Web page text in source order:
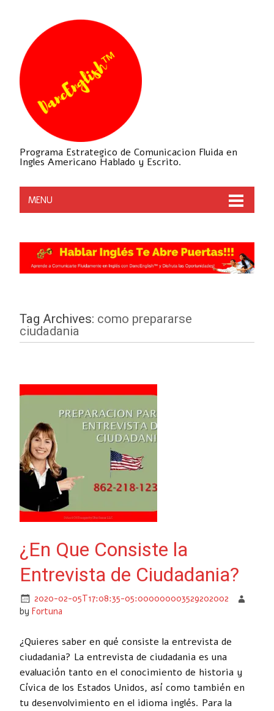
Programa Estrategico de Comunicacion Fluida en
Ingles Americano Hablado y Escrito.
MENU
Tag Archives: como prepararse
ciudadania
¿En Que Consiste la
Entrevista de Ciudadania?
2020-02-05T17:08:35-05:000000003529202002
by Fortuna
¿Quieres saber en qué consiste la entrevista de
ciudadania? La entrevista de ciudadania es una
evaluación tanto en el conocimiento de historia y
Cívica de los Estados Unidos, así como también en
tu desenvolvimiento en el idioma inglés. Para la